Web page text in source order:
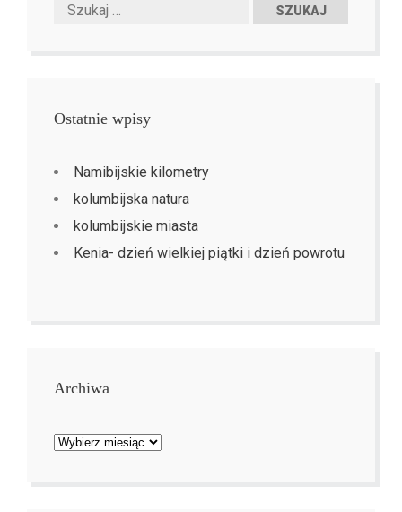
Ostatnie wpisy
Namibijskie kilometry
kolumbijska natura
kolumbijskie miasta
Kenia- dzień wielkiej piątki i dzień powrotu
Archiwa
Archiwa